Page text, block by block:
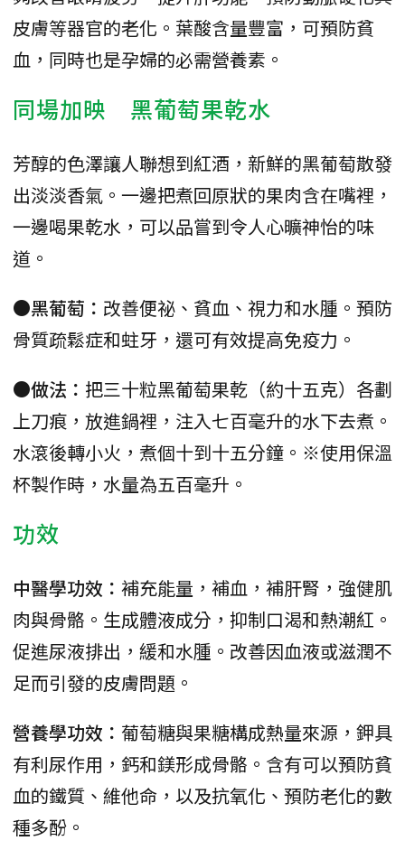
皮膚等器官的老化。葉酸含量豐富，可預防貧
血，同時也是孕婦的必需營養素。
同場加映 黑葡萄果乾水
芳醇的色澤讓人聯想到紅酒，新鮮的黑葡萄散發
出淡淡香氣。一邊把煮回原狀的果肉含在嘴裡，
一邊喝果乾水，可以品嘗到令人心曠神怡的味
道。
●黑葡萄： 改善便祕、貧血、視力和水腫。預防
骨質疏鬆症和蛀牙，還可有效提高免疫力。
●做法： 把三十粒黑葡萄果乾（約十五克）各劃
上刀痕，放進鍋裡，注入七百毫升的水下去煮。
水滾後轉小火，煮個十到十五分鐘。※使用保溫
杯製作時，水量為五百毫升。
功效
中醫學功效： 補充能量，補血，補肝腎，強健肌
肉與骨骼。生成體液成分，抑制口渴和熱潮紅。
促進尿液排出，緩和水腫。改善因血液或滋潤不
足而引發的皮膚問題。
營養學功效： 葡萄糖與果糖構成熱量來源，鉀具
有利尿作用，鈣和鎂形成骨骼。含有可以預防貧
血的鐵質、維他命，以及抗氧化、預防老化的數
種多酚。